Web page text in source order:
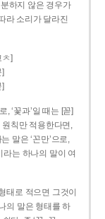
하지 않은 경우가
라 소리가 달라진
ㅊ]
]
]
, ‘꽃과’일 때는 [꼳]
원칙만 적용한다면,
말은 ‘꼰만’으로,
라는 하나의 말이 여
태로 적으면 그것이
의 말은 형태를 하